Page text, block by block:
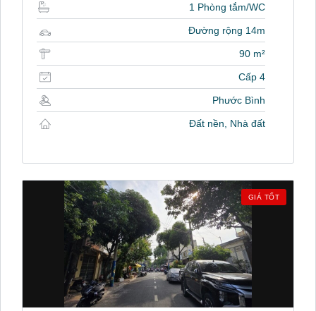
1 Phòng tắm/WC
Đường rộng 14m
90 m²
Cấp 4
Phước Bình
Đất nền, Nhà đất
GIÁ TỐT